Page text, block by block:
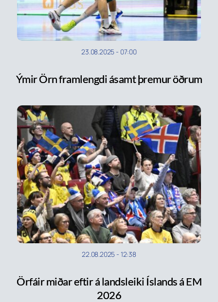
23.08.2025 - 07:00
Ýmir Örn framlengdi ásamt þremur öðrum
22.08.2025 - 12:38
Örfáir miðar eftir á landsleiki Íslands á EM
2026